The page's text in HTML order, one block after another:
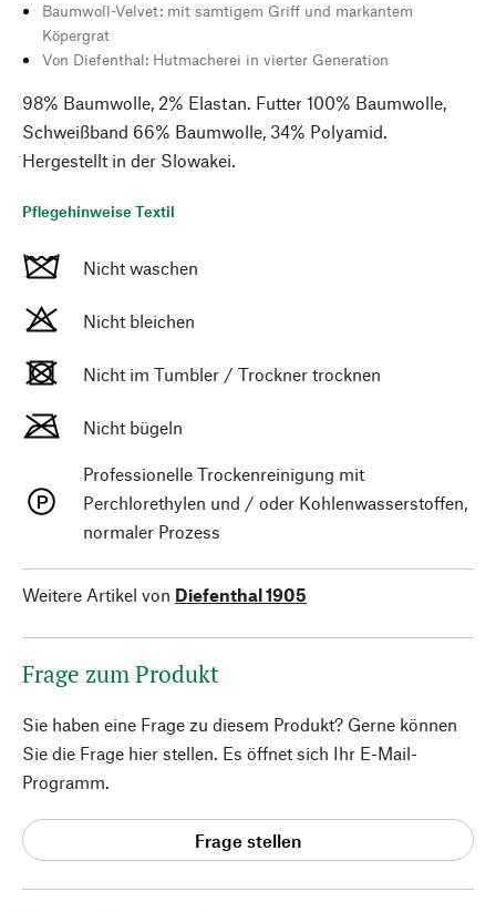
Baumwoll-Velvet: mit samtigem Griff und markantem
Köpergrat
Von Diefenthal: Hutmacherei in vierter Generation
98% Baumwolle, 2% Elastan. Futter 100% Baumwolle,
Schweißband 66% Baumwolle, 34% Polyamid.
Hergestellt in der Slowakei.
Pflegehinweise Textil
Nicht waschen
Nicht bleichen
Nicht im Tumbler / Trockner trocknen
Nicht bügeln
Professionelle Trockenreinigung mit
Perchlorethylen und / oder Kohlenwasserstoffen,
normaler Prozess
Weitere Artikel von Diefenthal 1905
Frage zum Produkt
Sie haben eine Frage zu diesem Produkt? Gerne können
Sie die Frage hier stellen. Es öffnet sich Ihr E-Mail-
Programm.
Frage stellen